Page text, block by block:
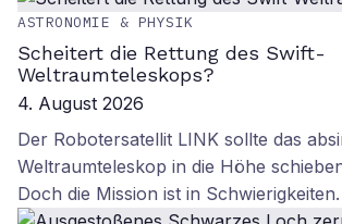
ASTRONOMIE & PHYSIK
Scheitert die Rettung des Swift-
Weltraumteleskops?
4. August 2026
Der Robotersatellit LINK sollte das
Weltraumteleskop in die Höhe
Doch die Mission ist in Schwierigkeiten.